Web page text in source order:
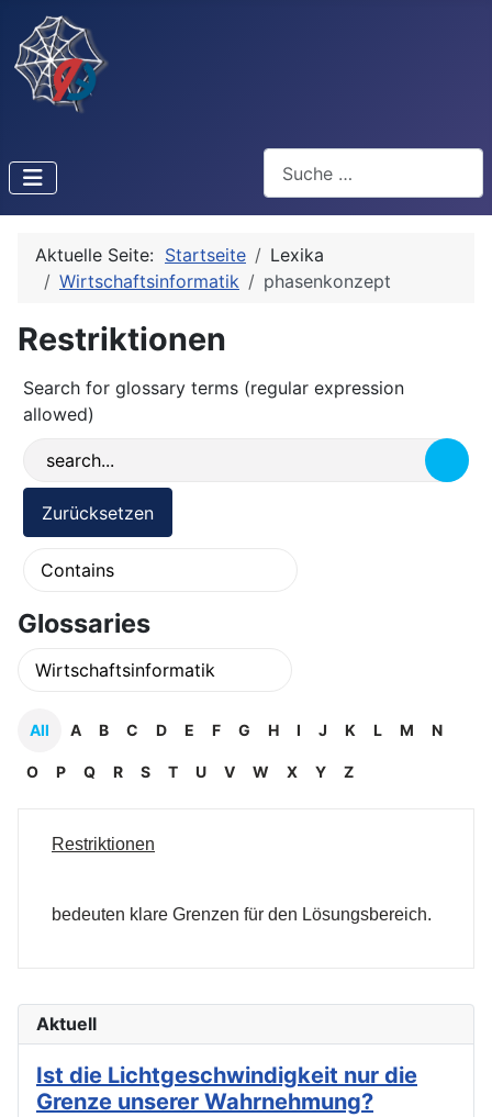
Aktuelle Seite: Startseite
Lexika
Wirtschaftsinformatik
phasenkonzept
Restriktionen
Search for glossary terms (regular expression
allowed)
Glossaries
All A B C D E F G H I J K L M N
O P Q R S T U V W X Y Z
Restriktionen
bedeuten klare Grenzen für den Lösungsbereich.
Aktuell
Ist die Lichtgeschwindigkeit nur die
Grenze unserer Wahrnehmung?